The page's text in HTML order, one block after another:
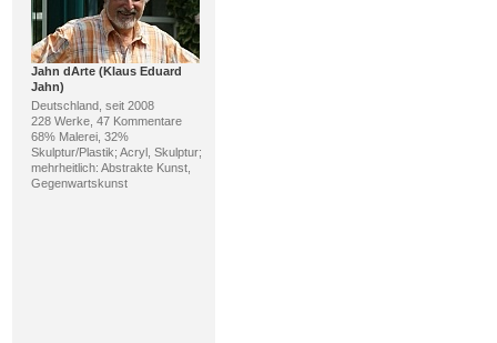
Jahn dArte (Klaus Eduard
Jahn)
Deutschland, seit 2008
228 Werke, 47 Kommentare
68% Malerei, 32%
Skulptur/Plastik; Acryl, Skulptur;
mehrheitlich: Abstrakte Kunst,
Gegenwartskunst